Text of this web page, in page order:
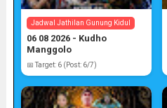
Jadwal Jathilan Gunung Kidul
06 08 2026 - Kudho
Manggolo
📅 Target: 6 (Post: 6/7)